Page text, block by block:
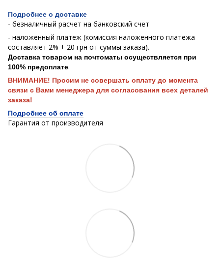
Подробнее о доставке
- безналичный расчет на банковский счет
- наложенный платеж (комиссия наложенного платежа
составляет 2% + 20 грн от суммы заказа).
Доставка товаром на почтоматы осуществляется при
100% предоплате.
ВНИМАНИЕ! Просим не совершать оплату до момента
связи с Вами менеджера для согласования всех деталей
заказа!
Подробнее об оплате
Гарантия от производителя